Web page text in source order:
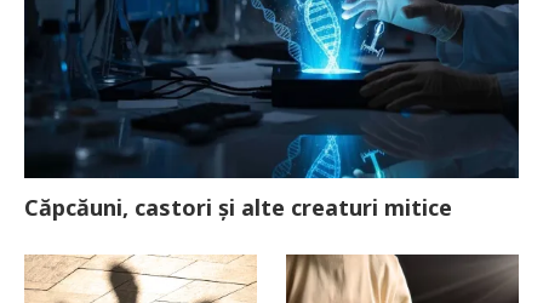
Căpcăuni, castori și alte creaturi mitice